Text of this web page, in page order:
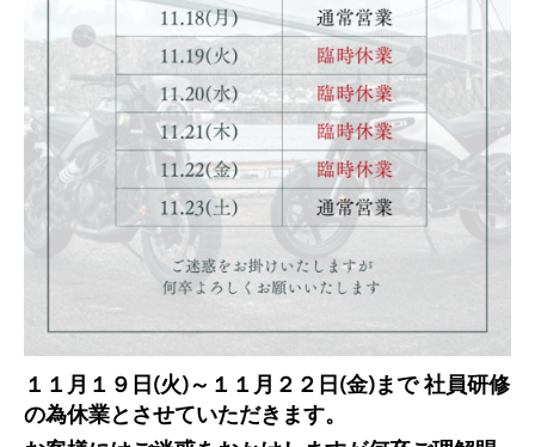
１１月１９日(火)～１１月２２日(金)まで 社員研修
の為休業とさせていただきます。